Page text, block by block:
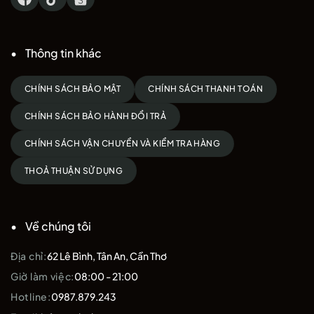
Thông tin khác
CHÍNH SÁCH BẢO MẬT CHÍNH SÁCH THANH TOÁN
CHÍNH SÁCH BẢO HÀNH ĐỔI TRẢ
CHÍNH SÁCH VẬN CHUYỂN VÀ KIỂM TRA HÀNG
THOẢ THUẬN SỬ DỤNG
Về chúng tôi
Địa chỉ:62 Lê Bình, Tân An, Cần Thơ
Giờ làm việc:08:00 - 21:00
Hotline:0987.879.243